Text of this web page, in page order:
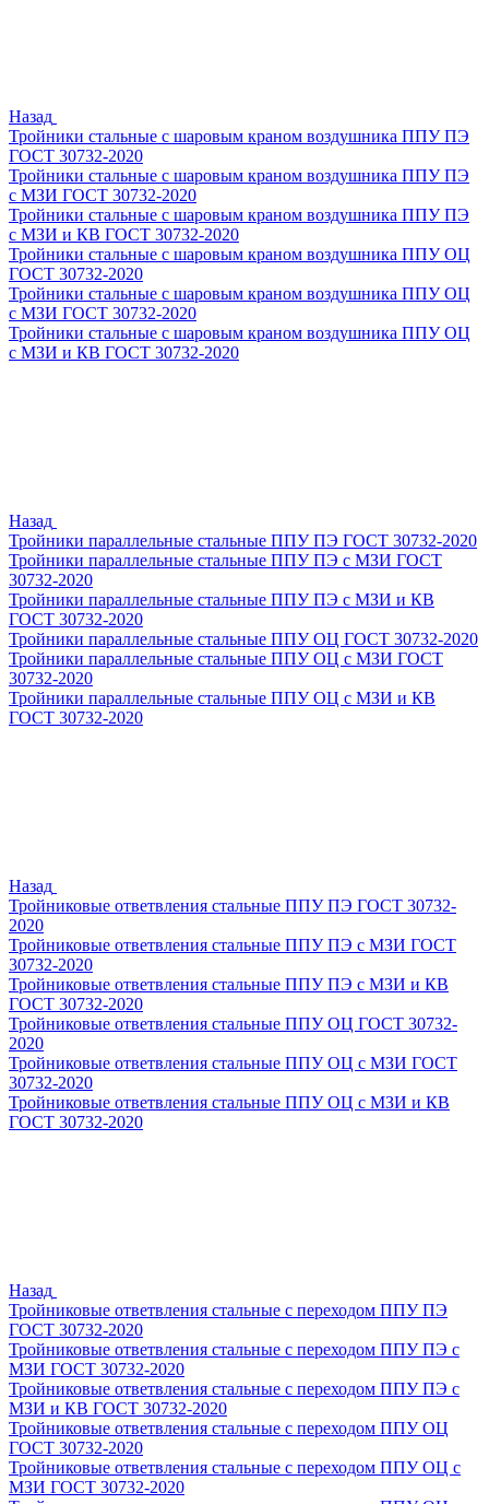
Назад
Тройники стальные с шаровым краном воздушника ППУ ПЭ
ГОСТ 30732-2020
Тройники стальные с шаровым краном воздушника ППУ ПЭ
с МЗИ ГОСТ 30732-2020
Тройники стальные с шаровым краном воздушника ППУ ПЭ
с МЗИ и КВ ГОСТ 30732-2020
Тройники стальные с шаровым краном воздушника ППУ ОЦ
ГОСТ 30732-2020
Тройники стальные с шаровым краном воздушника ППУ ОЦ
с МЗИ ГОСТ 30732-2020
Тройники стальные с шаровым краном воздушника ППУ ОЦ
с МЗИ и КВ ГОСТ 30732-2020
Назад
Тройники параллельные стальные ППУ ПЭ ГОСТ 30732-2020
Тройники параллельные стальные ППУ ПЭ с МЗИ ГОСТ
30732-2020
Тройники параллельные стальные ППУ ПЭ с МЗИ и КВ
ГОСТ 30732-2020
Тройники параллельные стальные ППУ ОЦ ГОСТ 30732-2020
Тройники параллельные стальные ППУ ОЦ с МЗИ ГОСТ
30732-2020
Тройники параллельные стальные ППУ ОЦ с МЗИ и КВ
ГОСТ 30732-2020
Назад
Тройниковые ответвления стальные ППУ ПЭ ГОСТ 30732-
2020
Тройниковые ответвления стальные ППУ ПЭ с МЗИ ГОСТ
30732-2020
Тройниковые ответвления стальные ППУ ПЭ с МЗИ и КВ
ГОСТ 30732-2020
Тройниковые ответвления стальные ППУ ОЦ ГОСТ 30732-
2020
Тройниковые ответвления стальные ППУ ОЦ с МЗИ ГОСТ
30732-2020
Тройниковые ответвления стальные ППУ ОЦ с МЗИ и КВ
ГОСТ 30732-2020
Назад
Тройниковые ответвления стальные с переходом ППУ ПЭ
ГОСТ 30732-2020
Тройниковые ответвления стальные с переходом ППУ ПЭ с
МЗИ ГОСТ 30732-2020
Тройниковые ответвления стальные с переходом ППУ ПЭ с
МЗИ и КВ ГОСТ 30732-2020
Тройниковые ответвления стальные с переходом ППУ ОЦ
ГОСТ 30732-2020
Тройниковые ответвления стальные с переходом ППУ ОЦ с
МЗИ ГОСТ 30732-2020